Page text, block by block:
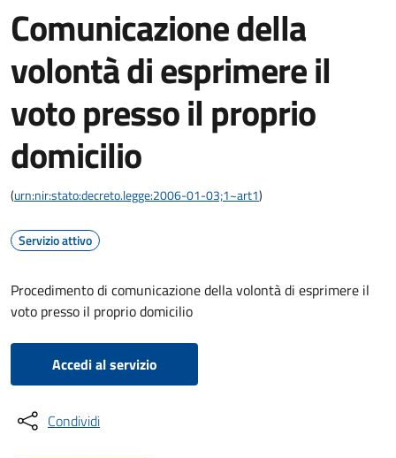
Comunicazione della
volontà di esprimere il
voto presso il proprio
domicilio
(urn:nir:stato:decreto.legge:2006-01-03;1~art1)
Servizio attivo
Procedimento di comunicazione della volontà di esprimere il
voto presso il proprio domicilio
Accedi al servizio
Condividi